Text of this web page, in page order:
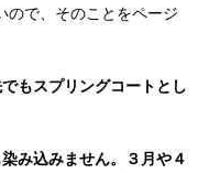
ので、そのことをページ
もスプリングコートとし
み込みません。３月や４